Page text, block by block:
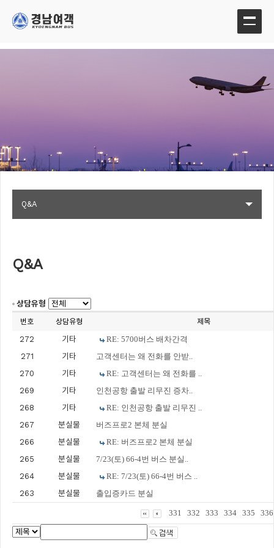
Q&A
Q&A
상담유형
번호 상담유형 제목
272 기타
RE: 5700버스 배차간격
271
기타
고객센터는 왜 전화를 안받..
270
기타
RE: 고객센터는 왜 전화를 ..
269
기타
인천공항 출발 리무진 증차..
268
기타
RE: 인천공항 출발 리무진 ..
267
분실물
버즈프로2 본체 분실
266
분실물
RE: 버즈프로2 본체 분실
265
분실물
7/23(토) 66-4번 버스 분실..
264
분실물
RE: 7/23(토) 66-4번 버스 ..
263
분실물 출입증카드 분실
331 332 333 334 335 336